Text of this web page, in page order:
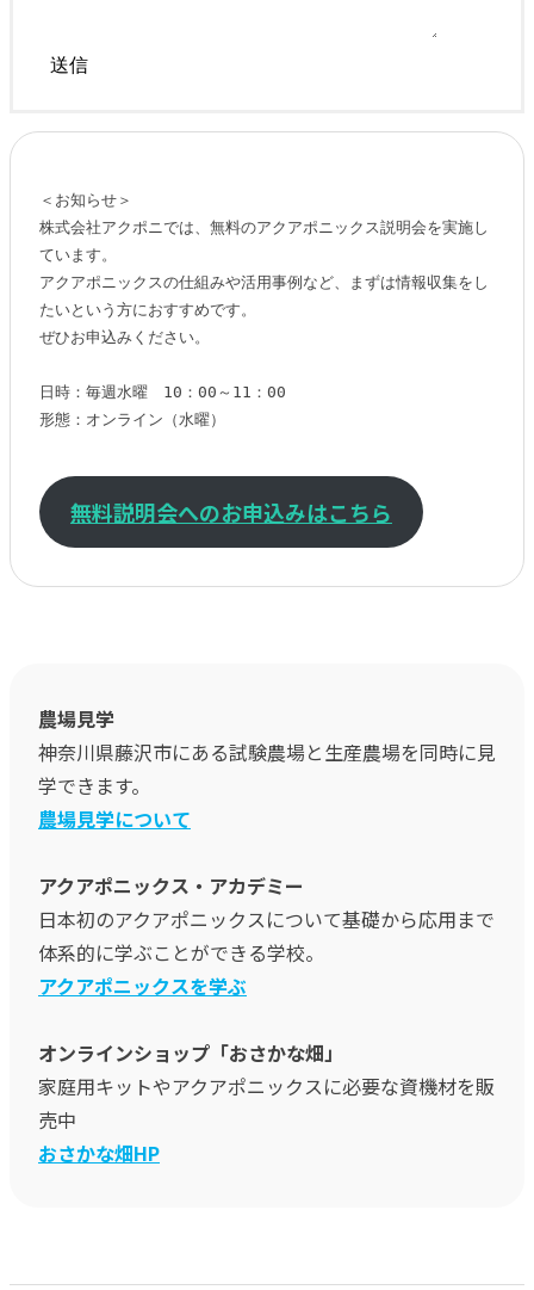
＜お知らせ＞
株式会社アクポニでは、無料のアクアポニックス説明会を実施し
ています。
アクアポニックスの仕組みや活用事例など、まずは情報収集をし
たいという方におすすめです。
ぜひお申込みください。
日時：毎週水曜　10：00～11：00
形態：オンライン（水曜）
無料説明会へのお申込みはこちら
農場見学
神奈川県藤沢市にある試験農場と生産農場を同時に見
学できます。
農場見学について
アクアポニックス・アカデミー
日本初のアクアポニックスについて基礎から応用まで
体系的に学ぶことができる学校。
アクアポニックスを学ぶ
オンラインショップ「おさかな畑」
家庭用キットやアクアポニックスに必要な資機材を販
売中
おさかな畑HP